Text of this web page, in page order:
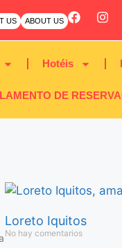
ABOUT US
US
Hotéis
DE
Loreto Iquitos
No hay comentarios